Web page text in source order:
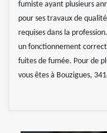
fumiste ayant plusieurs
pour ses travaux de
requises dans la
un fonctionnement
fuites de fumée. Pour de
vous êtes à Bouzigues,